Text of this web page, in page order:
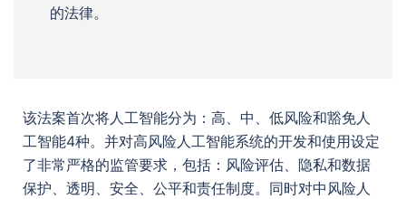
的法律。
该法案首次将人工智能分为：高、中、低风险和豁免人
工智能4种。并对高风险人工智能系统的开发和使用设定
了非常严格的监管要求，包括：风险评估、隐私和数据
保护、透明、安全、公平和责任制度。同时对中风险人